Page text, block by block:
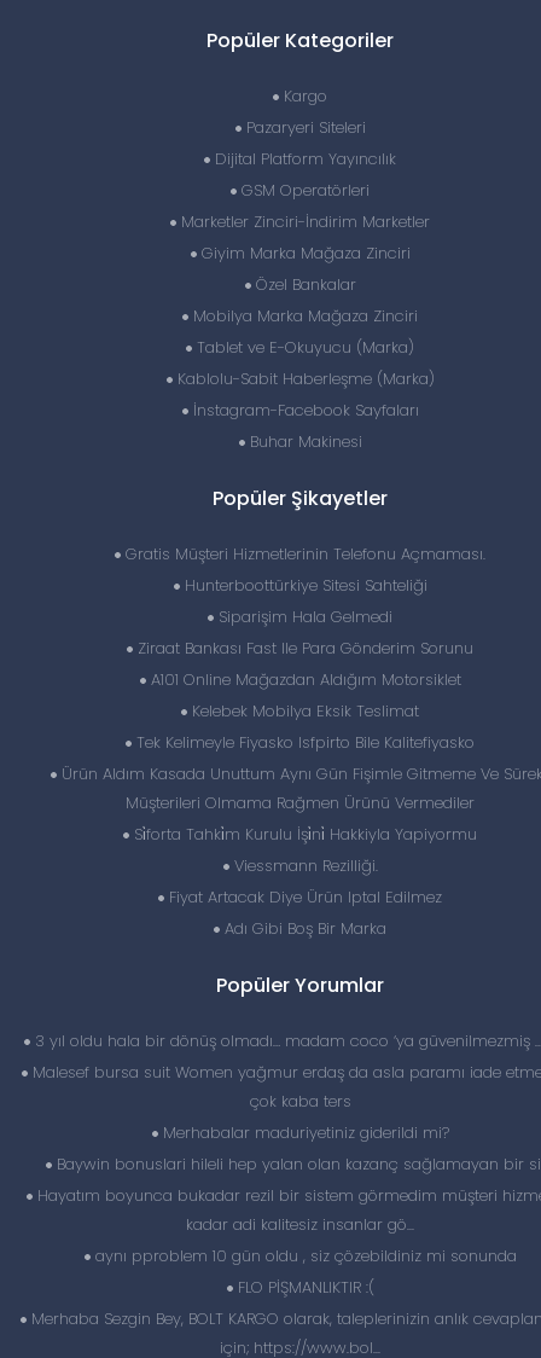
Popüler Kategoriler
Kargo
Pazaryeri Siteleri
Dijital Platform Yayıncılık
GSM Operatörleri
Marketler Zinciri-İndirim Marketler
Giyim Marka Mağaza Zinciri
Özel Bankalar
Mobilya Marka Mağaza Zinciri
Tablet ve E-Okuyucu (Marka)
Kablolu-Sabit Haberleşme (Marka)
İnstagram-Facebook Sayfaları
Buhar Makinesi
Popüler Şikayetler
Gratis Müşteri Hizmetlerinin Telefonu Açmaması.
Hunterboottürkiye Sitesi Sahteliği
Siparişim Hala Gelmedi
Ziraat Bankası Fast Ile Para Gönderim Sorunu
A101 Online Mağazdan Aldığım Motorsiklet
Kelebek Mobilya Eksik Teslimat
Tek Kelimeyle Fiyasko Isfpirto Bile Kalitefiyasko
Ürün Aldım Kasada Unuttum Aynı Gün Fişimle Gitmeme Ve
Müşterileri Olmama Rağmen Ürünü Vermediler
Si̇forta Tahki̇m Kurulu İşi̇ni̇ Hakkiyla Yapiyormu
Viessmann Rezilliği.
Fiyat Artacak Diye Ürün Iptal Edilmez
Adı Gibi Boş Bir Marka
Popüler Yorumlar
3 yıl oldu hala bir dönüş olmadı… madam coco ‘ya güvenilmezmiş
Malesef bursa suit Women yağmur erdaş da asla paramı iade
çok kaba ters
Merhabalar maduriyetiniz giderildi mi?
Baywin bonuslari hileli hep yalan olan kazanç sağlamayan bir
Hayatım boyunca bukadar rezil bir sistem görmedim müşteri
kadar adi kalitesiz insanlar gö...
aynı pproblem 10 gün oldu , siz çözebildiniz mi sonunda
FLO PİŞMANLIKTIR :(
Merhaba Sezgin Bey, BOLT KARGO olarak, taleplerinizin anlık
için; https://www.bol...